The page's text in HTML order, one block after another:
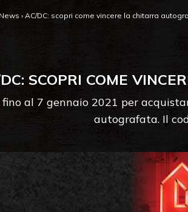
› AC/DC: scopri come vincere la chitarra
SCOPRI COME
al 7 gennaio 2021 per
autografata. Il